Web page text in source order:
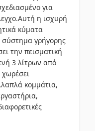
για
η ισχυρή
κύματα
γρήγορης
την πεισματική
3 λίτρων από
κομμάτια,